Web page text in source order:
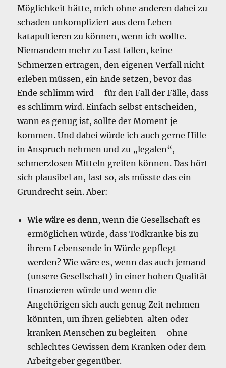
Möglichkeit hätte, mich ohne anderen dabei zu
schaden unkompliziert aus dem Leben
katapultieren zu können, wenn ich wollte.
Niemandem mehr zu Last fallen, keine
Schmerzen ertragen, den eigenen Verfall nicht
erleben müssen, ein Ende setzen, bevor das
Ende schlimm wird – für den Fall der Fälle, dass
es schlimm wird. Einfach selbst entscheiden,
wann es genug ist, sollte der Moment je
kommen. Und dabei würde ich auch gerne Hilfe
in Anspruch nehmen und zu „legalen“,
schmerzlosen Mitteln greifen können. Das hört
sich plausibel an, fast so, als müsste das ein
Grundrecht sein. Aber:
Wie wäre es denn, wenn die Gesellschaft es
ermöglichen würde, dass Todkranke bis zu
ihrem Lebensende in Würde gepflegt
werden? Wie wäre es, wenn das auch jemand
(unsere Gesellschaft) in einer hohen Qualität
finanzieren würde und wenn die
Angehörigen sich auch genug Zeit nehmen
könnten, um ihren geliebten alten oder
kranken Menschen zu begleiten – ohne
schlechtes Gewissen dem Kranken oder dem
Arbeitgeber gegenüber.